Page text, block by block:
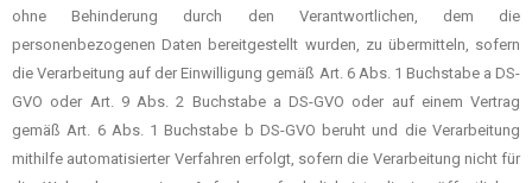
ohne Behinderung durch den Verantwortlichen, dem die
personenbezogenen Daten bereitgestellt wurden, zu übermitteln, sofern
die Verarbeitung auf der Einwilligung gemäß Art. 6 Abs. 1 Buchstabe a DS-
GVO oder Art. 9 Abs. 2 Buchstabe a DS-GVO oder auf einem Vertrag
gemäß Art. 6 Abs. 1 Buchstabe b DS-GVO beruht und die Verarbeitung
mithilfe automatisierter Verfahren erfolgt, sofern die Verarbeitung nicht für